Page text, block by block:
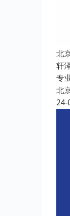
北
轩
专
北
24-